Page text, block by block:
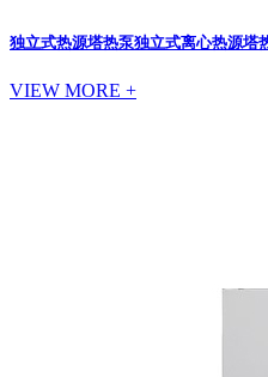
独立式热源塔热泵独立式离心热源塔
VIEW MORE +